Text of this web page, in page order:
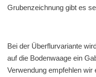
Grubenzeichnung gibt es
Bei der Überflurvariante
auf die Bodenwaage ein
Verwendung empfehlen